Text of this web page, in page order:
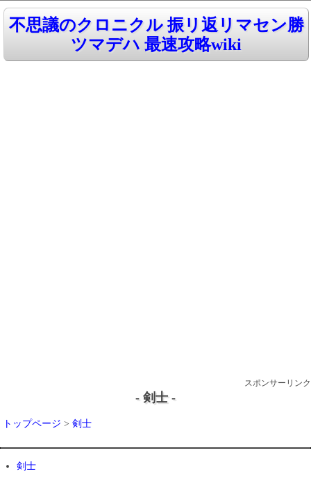
不思議のクロニクル 振リ返リマセン勝
ツマデハ 最速攻略wiki
スポンサーリンク
- 剣士 -
トップページ > 剣士
剣士